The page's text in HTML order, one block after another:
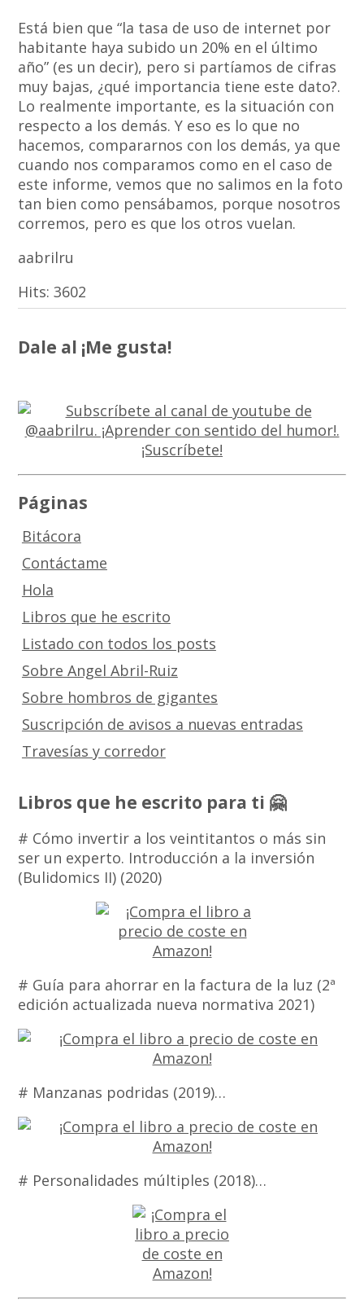
Está bien que “la tasa de uso de internet por
habitante haya subido un 20% en el último
año” (es un decir), pero si partíamos de cifras
muy bajas, ¿qué importancia tiene este dato?.
Lo realmente importante, es la situación con
respecto a los demás. Y eso es lo que no
hacemos, compararnos con los demás, ya que
cuando nos comparamos como en el caso de
este informe, vemos que no salimos en la foto
tan bien como pensábamos, porque nosotros
corremos, pero es que los otros vuelan.
aabrilru
Hits: 3602
Dale al ¡Me gusta!
Páginas
Bitácora
Contáctame
Hola
Libros que he escrito
Listado con todos los posts
Sobre Angel Abril-Ruiz
Sobre hombros de gigantes
Suscripción de avisos a nuevas entradas
Travesías y corredor
Libros que he escrito para ti 🤗
# Cómo invertir a los veintitantos o más sin
ser un experto. Introducción a la inversión
(Bulidomics II) (2020)
# Guía para ahorrar en la factura de la luz (2ª
edición actualizada nueva normativa 2021)
# Manzanas podridas (2019)…
# Personalidades múltiples (2018)…